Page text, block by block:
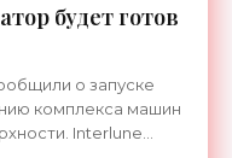
будет готов
о запуске
комплекса машин
Interlune